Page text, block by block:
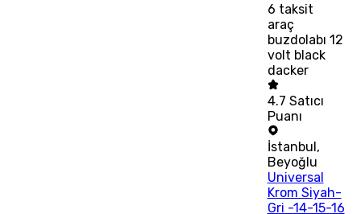
6 taksit
araç
buzdolabı 12
volt black
dacker
4.7 Satıcı
Puanı
İstanbul,
Beyoğlu
Universal
Krom Siyah-
Gri -14-15-16